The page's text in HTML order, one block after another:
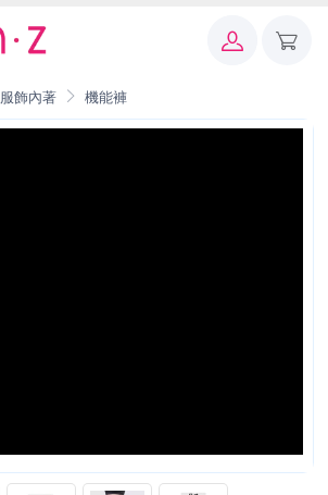
服飾內著 機能褲